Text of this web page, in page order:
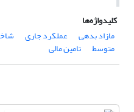
کلیدواژه‌ها
مازاد بدهی
عملکرد جاری
متوسط تامین مالی